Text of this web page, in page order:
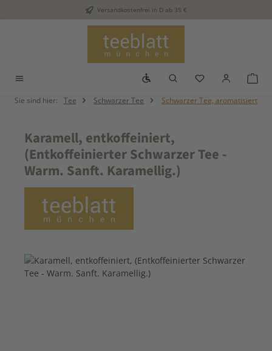
Zum Hauptinhalt springenVersandkostenfrei in D ab 35 €
Werkzeugleiste anzeigen
Du hast 0
Sie sind hier: Tee Schwarzer Tee Schwarzer Tee, aromatisiert
Karamell, entkoffeiniert,
(Entkoffeinierter Schwarzer Tee -
Warm. Sanft. Karamellig.)
Bildergalerie überspringen